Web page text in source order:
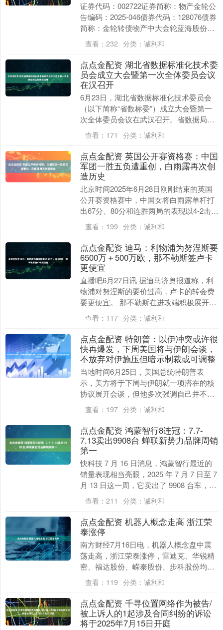
证券代码：002722证券简称：物产金轮公
告编码：2025-046债券代码：128076债券
简称：金轮转债物产中大金轮蓝海股份有
限公司本公司及董事会全体成员保证....
查看： 232 分类： 诚利和
点点金配资 湖北省数据标准化技术委
员会成立大会暨第一次全体委员会议
在汉召开
6月23日，湖北省数据标准化技术委员会
（以下简称“省数标委”）成立大会暨第一
次全体委员会议在武汉召开。省数据局党
组书记、局长周森锋出席大会并讲话。中
国电子技术标....
查看： 171 分类： 诚利和
点点金配资 英国公开赛资格赛：中国
军团一胜五负遭重创，白雨露再次创
造历史
北京时间2025年6月28日刚刚结束的英国
公开赛资格赛中，中国女将白雨露单杆打
出67分、80分和连胜两局的表现以4-2击败
佐恩斯挺进64强。中国90后名将周跃龙....
查看： 199 分类： 诚利和
点点金配资 迪马：利物浦为努涅斯要
6500万＋500万欧，那不勒斯签卢卡
更便宜
直播吧6月27日讯 据迪马济奥报道称，利
物浦对努涅斯的要价过高，卢卡的转会费
要更便宜。 那不勒斯在进攻端积极展开引
援，不过利物浦对努涅斯的要价依旧过于
高昂，所以....
查看： 117 分类： 诚利和
点点金配资 特朗普：以伊冲突或许很
快再爆发，下周美国将与伊朗会谈，
不放弃对伊施压但暗示制裁或可调整
当地时间6月25日，美国总统特朗普表
示，美方将于下周与伊朗就一项潜在的核
协议展开会谈，但他多次强调自己并不认
为这类协议“有多必要”。他补充说，美方
此次将提出与此....
查看： 197 分类： 诚利和
点点金配资 鸿蒙智行8连冠：7.7-
7.13卖出9908台 蝉联新势力品牌周销
第一
快科技 7 月 16 日消息，鸿蒙智行最近的
销量表现相当亮眼，2025 年 7 月 7 日至 7
月 13 日这一周，它卖出了 9908 台车，连
续第 8 周拿....
查看： 211 分类： 诚利和
点点金配资 机器人概念走高 浙江荣
泰涨停
南方财经7月16日电，机器人概念盘中震
荡走高，浙江荣泰涨停，雷迪克、华锐精
密、福达股份、嵘泰股份、步科股份均涨
超5%。....
查看： 119 分类： 诚利和
点点金配资 千寻位置网络作为被告/
被上诉人的1起涉及合同纠纷的诉讼
将于2025年7月15日开庭